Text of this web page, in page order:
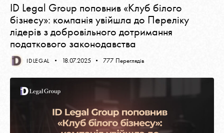
ID Legal Group поповнив «Клуб білого
бізнесу»: компанія увійшла до Переліку
лідерів з добровільного дотримання
податкового законодавства
IDLEGAL 18.07.2025 777 Переглядів